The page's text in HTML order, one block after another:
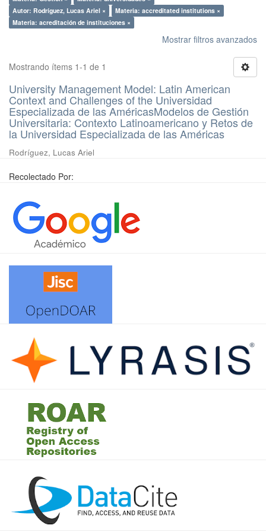
Autor: Rodríguez, Lucas Ariel ×
Materia: accreditated institutions ×
Materia: acreditación de instituciones ×
Mostrar filtros avanzados
Mostrando ítems 1-1 de 1
University Management Model: Latin American
Context and Challenges of the Universidad
Especializada de las AméricasModelos de Gestión
Universitaria: Contexto Latinoamericano y Retos de
la Universidad Especializada de las Américas
Rodríguez, Lucas Ariel
Recolectado Por: